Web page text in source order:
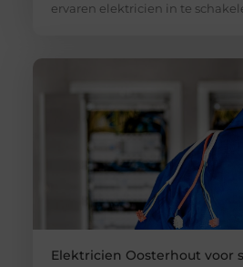
ervaren elektricien in te
Elektricien Oosterhout voor